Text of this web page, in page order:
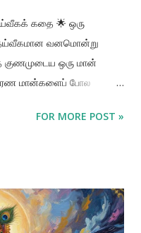
கதை 🌟 ஒரு
வனமொன்று
குணமுடைய ஒரு மான்
மான்களைப் போல
பகவான் ஶ்ரீ விஷ்ணுவின் மீது
ஈர்ப்பு ஈர்ப்பு
பகவான் ஶ்ரீமன்
FOR MORE POST »